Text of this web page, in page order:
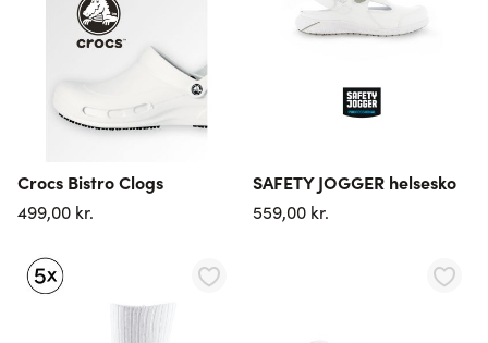
Crocs Bistro Clogs
499,00 kr.
SAFETY JOGGER helsesko
559,00 kr.